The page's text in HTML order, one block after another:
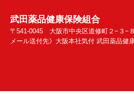
武田薬品健康保険組合
〒541-0045 大阪市中央区道修町２−３−
メール送付先》大阪本社気付 武田薬品健